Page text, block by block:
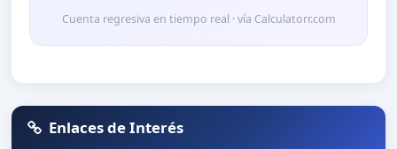
Cuenta regresiva en tiempo real · vía Calculatorr.com
Enlaces de Interés